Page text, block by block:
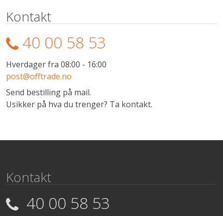
Kontakt
40 00 58 53
Hverdager fra 08:00 - 16:00
post@offtrade.no
Send bestilling på mail.
Usikker på hva du trenger? Ta kontakt.
Kontakt
40 00 58 53